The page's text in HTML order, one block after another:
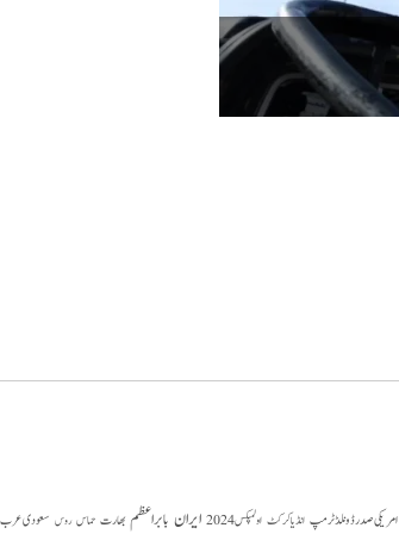
امریکی صدر ڈونلڈ ٹرمپ انڈیا کرکٹ اولمپکس 2024 ایران بابر اعظم بھارت حماس روس سعودی عرب